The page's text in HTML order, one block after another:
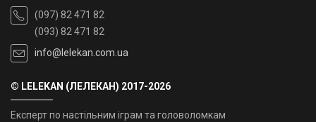
(097) 82 471 82
(093) 82 471 82
info@lelekan.com.ua
© LELEKAN (ЛЕЛЕКАН) 2017-2026
Експерт по настільним іграм та головоломкам